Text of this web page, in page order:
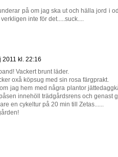
på om jag ska ut och hälla jord i
inte för det.....suck....
2011 kl. 22:16
Vackert brunt läder.
oxå köpsug med sin rosa färgprakt.
jag hem med några plantor
innehöll trädgårdsrens och genast
en cykeltur på 20 min till Zetas......